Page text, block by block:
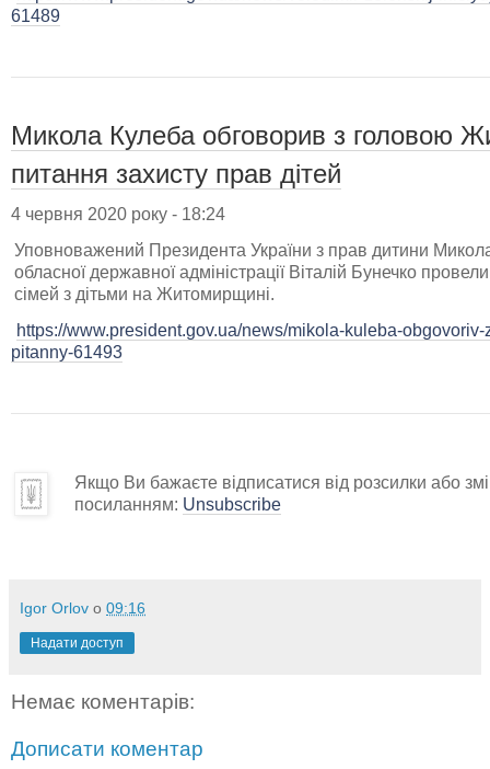
61489
Микола Кулеба обговорив з головою
питання захисту прав дітей
4 червня 2020 року - 18:24
Уповноважений Президента України з прав дитини
обласної державної адміністрації Віталій Бунечко
сімей з дітьми на Житомирщині.
https://www.president.gov.ua/news/mikola-kuleba-
pitanny-61493
Якщо Ви бажаєте відписатися від розсилки або
посиланням: Unsubscribe
Igor Orlov о 09:16
Надати доступ
Немає коментарів:
Дописати коментар